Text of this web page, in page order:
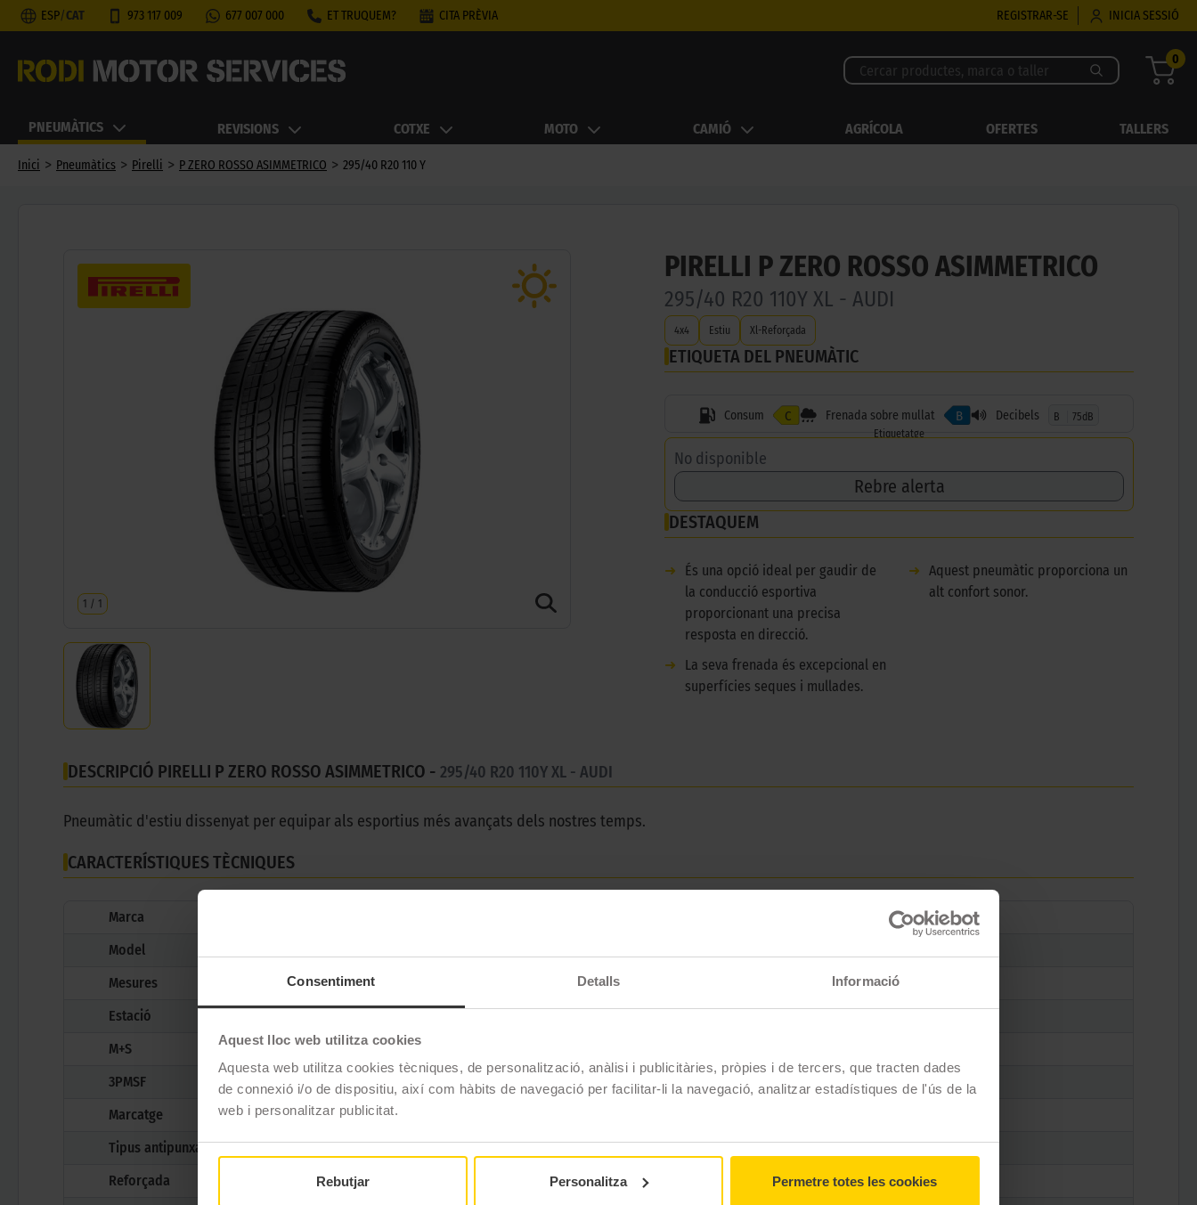
Consentiment Detalls Informació
Aquest lloc web utilitza cookies
Aquesta web utilitza cookies tècniques, de personalització, anàlisi i publicitàries, pròpies i de tercers, que tracten dades
de connexió i/o de dispositiu, així com hàbits de navegació per facilitar-li la navegació, analitzar estadístiques de l'ús de la
web i personalitzar publicitat.
Rebutjar Personalitza Permetre totes les cookies
ESP/CAT 973 117 009 677 007 000 ET TRUQUEM? CITA PRÈVIA REGISTRAR-SE INICIA SESSIÓ
0
PNEUMÀTICS REVISIONS COTXE MOTO CAMIÓ AGRÍCOLA OFERTES TALLERS
Inici > Pneumàtics > Pirelli > P ZERO ROSSO ASIMMETRICO > 295/40 R20 110 Y
1 / 1
PIRELLI P ZERO ROSSO ASIMMETRICO
295/40 R20 110Y XL - AUDI
4x4 Estiu Xl-Reforçada
ETIQUETA DEL PNEUMÀTIC
Consum C Frenada sobre mullat B Decibels B
75dB
Etiquetatge
No disponible
Rebre alerta
DESTAQUEM
➜
És una opció ideal per gaudir de
la conducció esportiva
proporcionant una precisa
resposta en direcció.
➜ Aquest pneumàtic proporciona un
alt confort sonor.
➜
La seva frenada és excepcional en
superfícies seques i mullades.
DESCRIPCIÓ PIRELLI P ZERO ROSSO ASIMMETRICO - 295/40 R20 110Y XL - AUDI
Pneumàtic d'estiu dissenyat per equipar als esportius més avançats dels nostres temps.
CARACTERÍSTIQUES TÈCNIQUES
Marca
Model
Mesures
295/40 R20 110 Y
Estació
M+S
3PMSF
No
Marcatge
Tipus antipunxades
Reforçada
XL Reforzado